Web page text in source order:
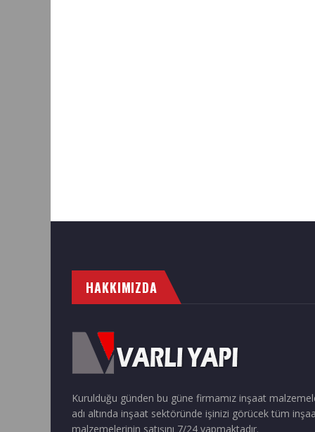
HAKKIMIZDA
Kurulduğu günden bu güne firmamız inşaat
adı altında inşaat sektöründe işinizi görücek tüm
malzemelerinin satışını 7/24 yapmaktadır.